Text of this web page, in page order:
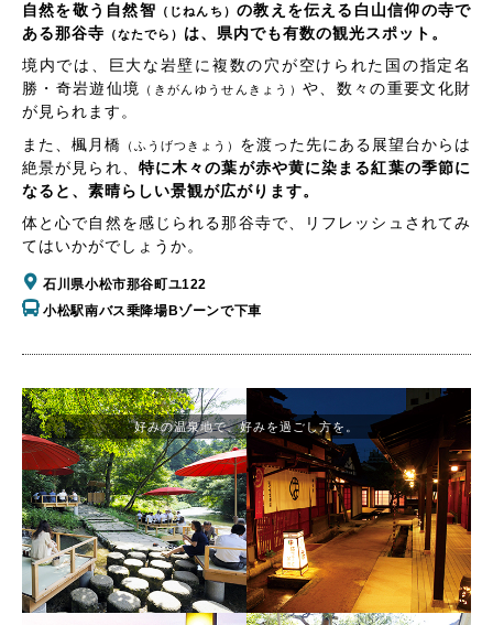
自然を敬う自然智 （じねんち）の教えを伝える白山信仰の寺で
ある那谷寺 （なたでら） は、県内でも有数の観光スポット。
境内では、巨大な岩壁に複数の穴が空けられた国の指定名
勝・奇岩遊仙境
（きがんゆうせんきょう）や、数々の重要文化財
が見られます。
また、楓月橋 （ふうげつきょう） を渡った先にある展望台からは
絶景が見られ、 特に木々の葉が赤や黄に染まる紅葉の季節に
なると、素晴らしい景観が広がります。
体と心で自然を感じられる那谷寺で、リフレッシュされてみ
てはいかがでしょうか。
石川県小松市那谷町ユ122
小松駅南バス乗降場Bゾーンで下車
好みの温泉地で、好みを過ごし方を。